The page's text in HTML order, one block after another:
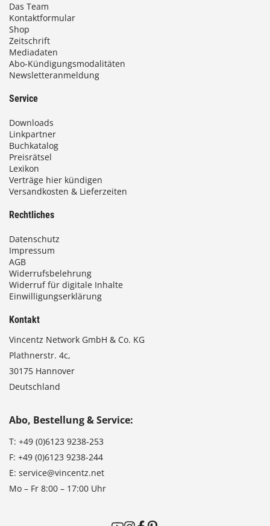
Das Team
Kontaktformular
Shop
Zeitschrift
Mediadaten
Abo-Kündigungsmodalitäten
Newsletteranmeldung
Service
Downloads
Linkpartner
Buchkatalog
Preisrätsel
Lexikon
Verträge hier kündigen
Versandkosten & Lieferzeiten
Rechtliches
Datenschutz
Impressum
AGB
Widerrufsbelehrung
Widerruf für digitale Inhalte
Einwilligungserklärung
Kontakt
Vincentz Network GmbH & Co. KG
Plathnerstr. 4c,
30175 Hannover
Deutschland
Abo, Bestellung & Service:
T: +49 (0)6123 9238-253
F: +49 (0)6123 9238-244
E: service@vincentz.net
Mo – Fr 8:00 – 17:00 Uhr